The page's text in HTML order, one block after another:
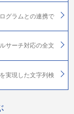
グラムとの連携で
サーチ対応の全文
実現した文字列検